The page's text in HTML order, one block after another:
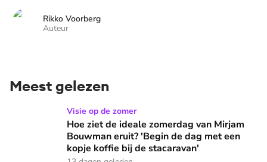
Rikko Voorberg
Auteur
Meest gelezen
Hoe ziet de ideale zomerdag van Mirjam Bouwman eruit?
Visie op de zomer
Hoe ziet de ideale zomerdag van Mirjam
Bouwman eruit? 'Begin de dag met een
kopje koffie bij de stacaravan'